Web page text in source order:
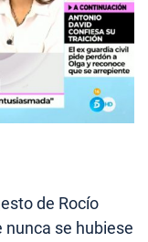
de Rocío
se hubiese